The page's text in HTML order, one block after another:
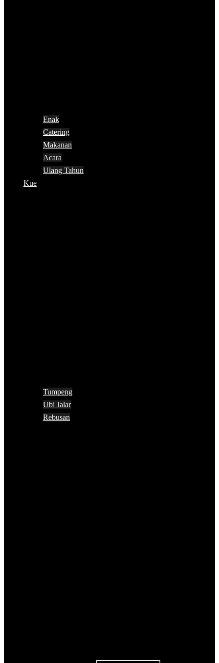
Enak
Catering
Makanan
Acara
Ulang Tahun
Kue
Tumpeng
Ubi Jalar
Rebusan